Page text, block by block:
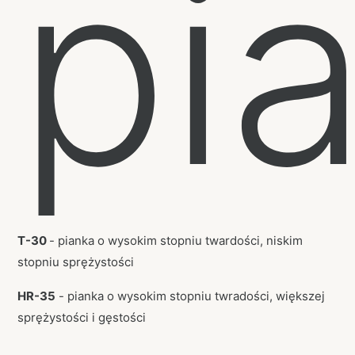
T-30 - pianka o wysokim stopniu twardości, niskim
stopniu sprężystości
HR-35 - pianka o wysokim stopniu twradości, większej
sprężystości i gęstości